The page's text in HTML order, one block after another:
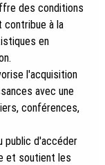
des conditions
à la
en
l'acquisition
avec une
conférences,
public d'accéder
et soutient les